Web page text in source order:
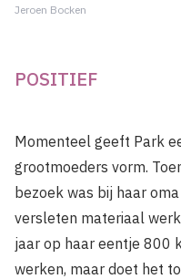
Jeroen Bocken
POSITIEF
Momenteel geeft Park
grootmoeders vorm.
bezoek was bij haar
versleten materiaal
jaar op haar eentje 800
werken, maar doet het